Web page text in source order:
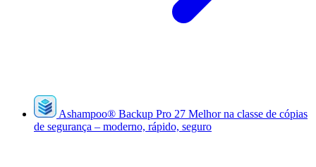
Ashampoo® Backup Pro 27 Melhor na classe de cópias
de segurança – moderno, rápido, seguro